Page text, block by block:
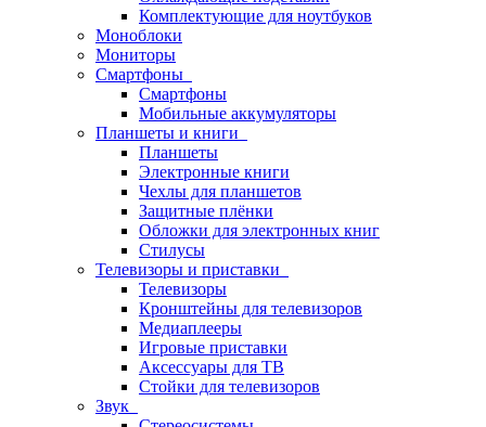
Комплектующие для ноутбуков
Моноблоки
Мониторы
Смартфоны
Смартфоны
Мобильные аккумуляторы
Планшеты и книги
Планшеты
Электронные книги
Чехлы для планшетов
Защитные плёнки
Обложки для электронных книг
Стилусы
Телевизоры и приставки
Телевизоры
Кронштейны для телевизоров
Медиаплееры
Игровые приставки
Аксессуары для ТВ
Стойки для телевизоров
Звук